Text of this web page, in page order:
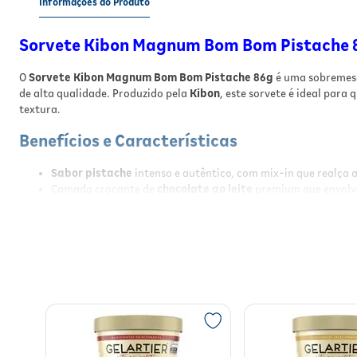
Sorvete Kibon Magnum Bom Bom Pistache
OSorvete Kibon Magnum Bom Bom Pistache 86g é uma
de alta qualidade. Produzido pela Kibon, este sorvete é ideal para
textura.
Benefícios e Características
Sabor pistache intenso e autêntico, com mix-in que realça
Camada crocante de
chocolate ao leite
Valor energético: contém calorias provenientes do leite, açúcar e
Principais macronutrientes: proteínas do leite, carboidratos do